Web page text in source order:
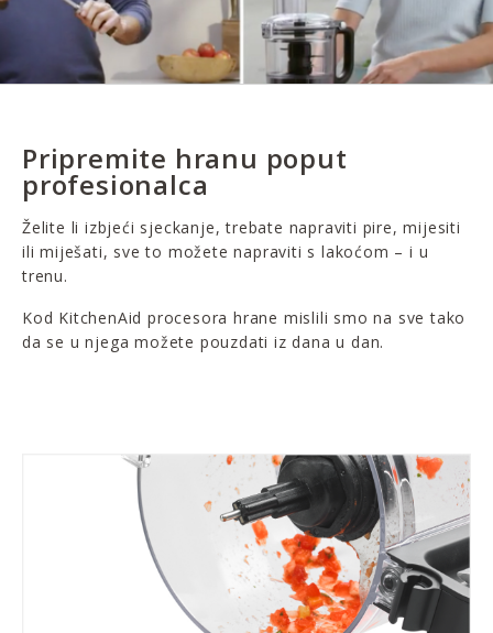
Pripremite hranu poput
profesionalca
Želite li izbjeći sjeckanje, trebate napraviti pire, mijesiti
ili miješati, sve to možete napraviti s lakoćom – i u
trenu.
Kod KitchenAid procesora hrane mislili smo na sve tako
da se u njega možete pouzdati iz dana u dan.